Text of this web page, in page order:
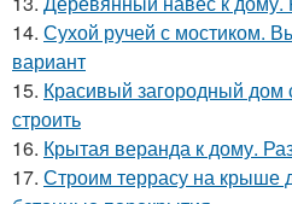
14. Сухой ручей с мостиком.
вариант
15. Красивый загородный дом
строить
16. Крытая веранда к дому.
17. Строим террасу на крыше